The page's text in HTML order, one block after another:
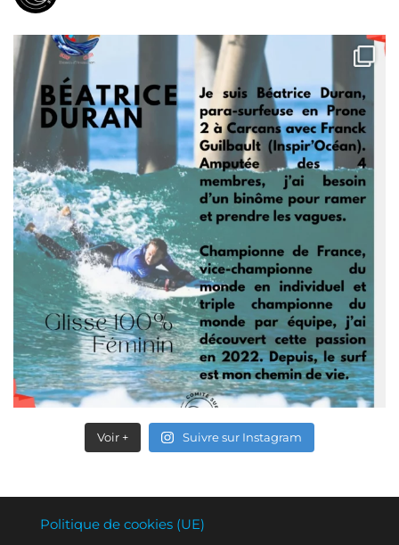
Voir + Suivre sur Instagram
Politique de cookies (UE)